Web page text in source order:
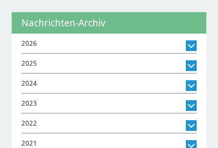
Nachrichten-Archiv
2026
2025
2024
2023
2022
2021